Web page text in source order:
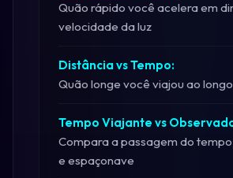
Quão rápido você acelera em
velocidade da luz
Distância vs Tempo:
Quão longe você viajou ao
Tempo Viajante vs
Compara a passagem do
e espaçonave